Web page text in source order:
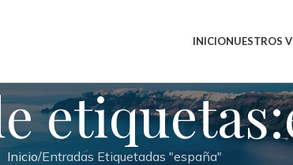
INICIONUESTROS
Inicio Entradas Etiquetadas "españa"